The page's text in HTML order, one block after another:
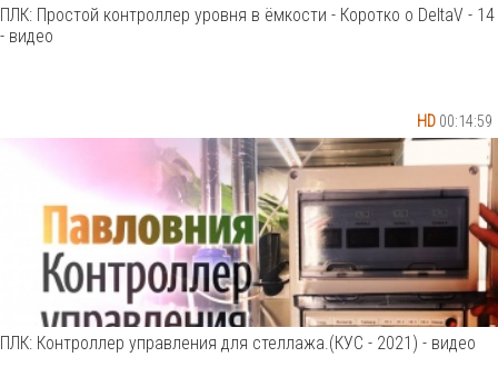
HD 00:14:59
ПЛК: Простой контроллер уровня в ёмкости - Коротко о DeltaV - 14
- видео
ПЛК: Контроллер управления для стеллажа.(КУС - 2021) - видео